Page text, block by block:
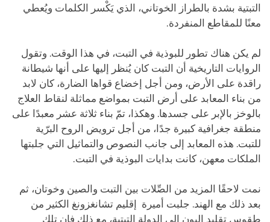
التبتية بشدة بالطراز الخوتاني، الذي يَكْسر الكلمات ويُعطي
معنًا للمقاطع المنفردة.
لم يكن هناك تطور للبوذية في التبت، في هذا الوقت. وتقول
الروايات التاريخية أن التبت كان يُنظر إليها على أنها شيطانة
راقدة على الأرض، ومن أجل إخضاع قواها الضارة، كان لابد
من بناء المعابد على أرض التبت بمواضع مماثلة لنقاط العلاج
بالوخز بالإبر على جسدها. وهكذا، تمّ بناء ثلاثة عشر معبدًا على
منطقة جغرافية كبيرة جدًا، من أجل ترويض الروح البرّية
للتبت. هذه المعابد إلى جانب النصوص والتماثيل التي جلبتها
الملكات معهن، كانت بدايات البوذية في التبت.
نمت لاحقًا المزيد من الصِّلات بين التبت والصين وخوتان، ثم
بعد ذلك مع الهند. جلبت أميرة إقليم تشانغزونغ الكثير من
طقوس تقليد البون إلى الدولة التبتية، مع ذلك فإن تلك